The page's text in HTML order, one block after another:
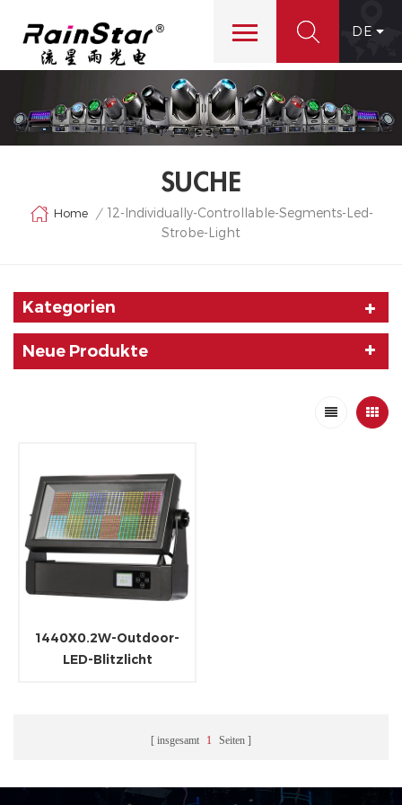
DE
SUCHE
Home / 12-Individually-Controllable-Segments-Led-
Strobe-Light
Kategorien
Neue Produkte
1440X0.2W-Outdoor-
LED-Blitzlicht
insgesamt 1 Seiten